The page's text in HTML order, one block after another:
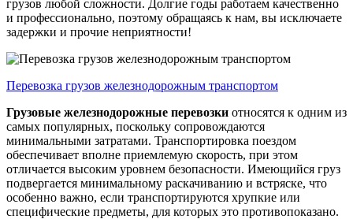
грузов любой сложности. Долгие годы работаем качественно
и профессионально, поэтому обращаясь к нам, вы исключаете
задержки и прочие неприятности!
Перевозка грузов железнодорожным транспортом
Грузовые железнодорожные перевозки относятся к одним из
самых популярных, поскольку сопровождаются
минимальными затратами. Транспортировка поездом
обеспечивает вполне приемлемую скорость, при этом
отличается высоким уровнем безопасности. Имеющийся груз
подвергается минимальному раскачиванию и встряске, что
особенно важно, если транспортируются хрупкие или
специфические предметы, для которых это противопоказано.